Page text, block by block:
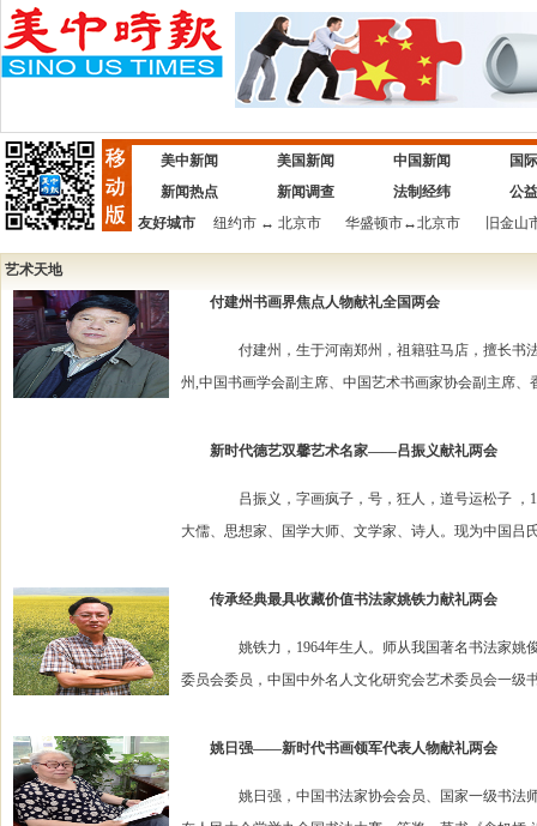
美中新闻 美国新闻 中国新闻
国
新闻热点
新闻调查 法制经纬
公
友好城市
纽约市↔ 北京市 华盛顿市↔北京市 旧金山
艺术天地
付建州书画界焦点人物献礼全国两会
付建州，生于河南郑州，祖籍驻马店，擅长书
州,中国书画学会副主席、中国艺术书画家协会副主席、
新时代德艺双馨艺术名家——吕振义献礼两会
吕振义，字画疯子，号，狂人，道号运松子 ，
大儒、思想家、国学大师、文学家、诗人。现为中国
传承经典最具收藏价值书法家姚铁力献礼两会
姚铁力，1964年生人。师从我国著名书法家姚俊
委员会委员，中国中外名人文化研究会艺术委员会一级
姚日强——新时代书画领军代表人物献礼两会
姚日强，中国书法家协会会员、国家一级书法